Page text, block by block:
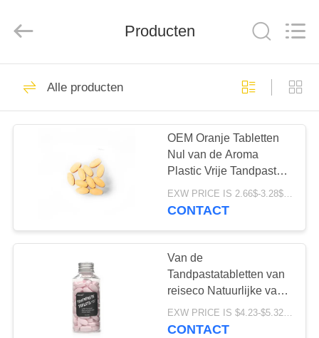
HUIS
PRODUCTEN
VIDEO'S
ONS
FABRIEKSREIS
KWALITEITSCONTROLE
CENTER.
Mondelinge
Zorgtandpasta
150
Tanden die
Tandpasta's witten
58
Producten
Alle producten
OEM Oranje Tabletten
Nul van de Aroma
Plastic Vrije Tandpasta
Afval Ovale Vorm
EXW PRICE IS 2.66$-3.28$/BOTTLE MOQ:de doos van 60pcs *100
CONTACT
Van de
Tandpastatabletten van
reiseco Natuurlijke van
de Kauwgom Gevoelige
Tanden de
EXW PRICE IS $4.23-$5.32/BOTTLE MOQ:de fles van 100pcs/BOTTLE *100
CONTACT